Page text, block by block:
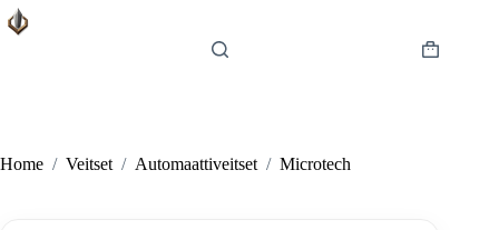
Skip
to
Shopping
Home / Veitset / Automaattiveitset / Microtech